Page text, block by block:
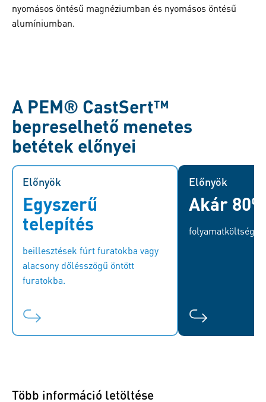
nyomásos öntésű magnéziumban és nyomásos öntésű
alumíniumban.
A PEM® CastSert™
bepreselhető menetes
betétek előnyei
Előnyök
Egyszerű
telepítés
beillesztések fúrt furatokba vagy
alacsony dőlésszögű öntött
furatokba.
A PEM® CastSert™ betétek
szabványos préssel telepíthetők a
gyártási folyamat bármely
szakaszában.
Előnyök
Akár 80%
folyamatköltség-
A PEM®
Több információ letöltése